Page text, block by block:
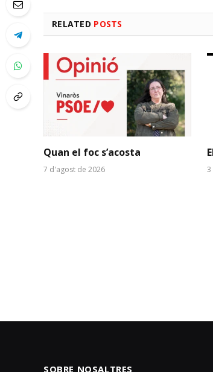
RELATED POSTS
Quan el foc s’acosta
7 d'agost de 2026
SOBRE NOSALTRES